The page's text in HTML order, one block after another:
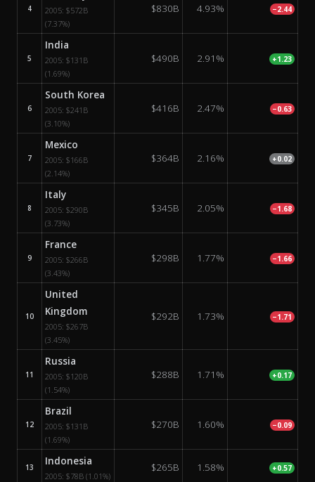
4 2005: $572B
(7.37%)
$830B 4.93% −2.44
5
India
2005: $131B
(1.69%)
$490B 2.91% +1.23
6
South Korea
2005: $241B
(3.10%)
$416B 2.47% −0.63
7
Mexico
2005: $166B
(2.14%)
$364B 2.16% +0.02
8
Italy
2005: $290B
(3.73%)
$345B 2.05% −1.68
9
France
2005: $266B
(3.43%)
$298B 1.77% −1.66
10
United
Kingdom
2005: $267B
(3.45%)
$292B 1.73% −1.71
11
Russia
2005: $120B
(1.54%)
$288B 1.71% +0.17
12
Brazil
2005: $131B
(1.69%)
$270B 1.60% −0.09
13 Indonesia
2005: $78B (1.01%)
$265B 1.58% +0.57